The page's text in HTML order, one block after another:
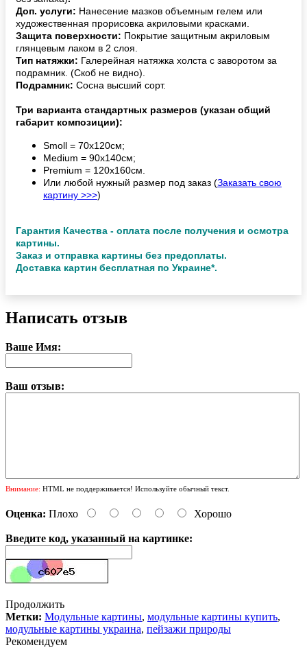
Доп. услуги: Нанесение мазков объемным гелем или
художественная прорисовка акриловыми красками.
Защита поверхности: Покрытие защитным акриловым
глянцевым лаком в 2 слоя.
Тип натяжки: Галерейная натяжка холста с заворотом за
подрамник. (Скоб не видно).
Подрамник: Сосна высший сорт.
Три варианта стандартных размеров (указан общий
габарит композиции):
Smoll = 70х120см;
Medium = 90х140см;
Premium = 120х160см.
Или любой нужный размер под заказ (Заказать свою
картину >>>)
Гарантия Качества - оплата после получения и осмотра
картины.
Заказ и отправка картины без предоплаты.
Доставка картин бесплатная по Украине*.
Написать отзыв
Ваше Имя:
Ваш отзыв:
Внимание: HTML не поддерживается! Используйте обычный текст.
Оценка: Плохо Хорошо
Введите код, указанный на картинке:
Продолжить
Метки: Модульные картины, модульные картины купить,
модульные картины украина, пейзажи природы
Рекомендуем